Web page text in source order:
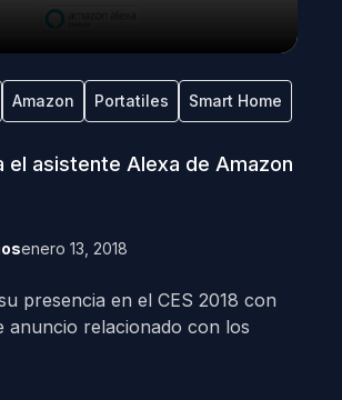
Amazon Portatiles Smart Home
el asistente Alexa de Amazon
enero 13, 2018
presencia en el CES 2018 con
anuncio relacionado con los